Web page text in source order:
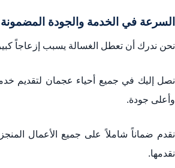
السرعة في الخدمة والجودة المضمونة
نحن ندرك أن تعطل الغسالة يسبب إزعاجاً
نصل إليك في جميع أحياء عجمان لتقديم
وأعلى جودة.
نقدم ضماناً شاملاً على جميع الأعمال
نقدمها.